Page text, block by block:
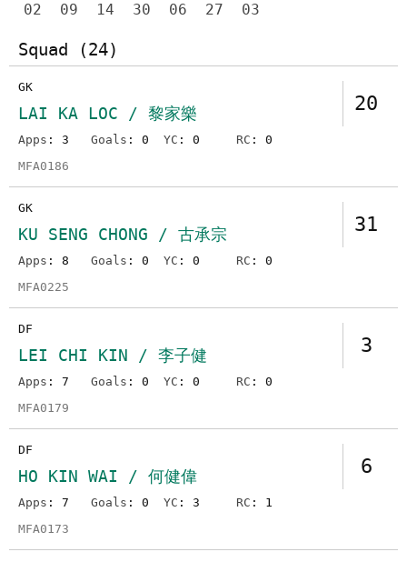
02 09 14 30 06 27 03
Squad (24)
20
GK
LAI KA LOC / 黎家樂
Apps : 3 Goals : 0 YC : 0 RC : 0
MFA0186
31
GK
KU SENG CHONG / 古承宗
Apps : 8 Goals : 0 YC : 0 RC : 0
MFA0225
3
DF
LEI CHI KIN / 李子健
Apps : 7 Goals : 0 YC : 0 RC : 0
MFA0179
6
DF
HO KIN WAI / 何健偉
Apps : 7 Goals : 0 YC : 3 RC : 1
MFA0173